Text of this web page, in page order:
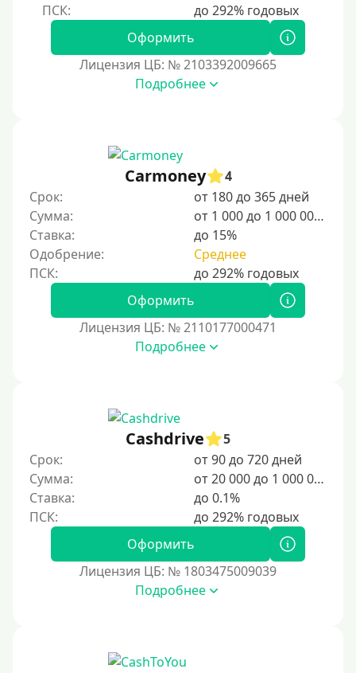
Для иностранцев, проживающих в Армении
Для граждан Узбекистана, проживающих за рубежом
Для граждан СНГ
300 руб
400 руб
500 руб
1000 руб
6000 руб
7000 руб
8000 руб
10000 руб
Оформить
Лицензия ЦБ: № 2103392009665
Подробнее
Carmoney
4
Срок:
от 180 до 365 дней
Сумма:
от 1 000 до 1 000 000 ₽
Ставка:
до 15%
Одобрение:
Среднее
Оформить
Лицензия ЦБ: № 2110177000471
Подробнее
Cashdrive
5
Срок:
от 90 до 720 дней
Сумма:
от 20 000 до 1 000 000 ₽
Ставка:
до 0.1%
Оформить
Лицензия ЦБ: № 1803475009039
Подробнее